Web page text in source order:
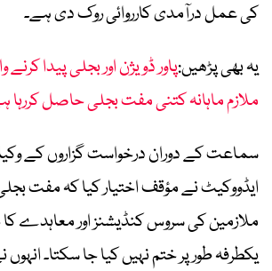
کی عمل درآمدی کارروائی روک دی ہے۔
یہ بھی پڑھیں:پاور ڈویژن اور بجلی پیدا کرنے
ملازم ماہانہ کتنی مفت بجلی حاصل کررہا
سماعت کے دوران درخواست گزاروں کے
ایڈووکیٹ نے مؤقف اختیار کیا کہ مفت
ملازمین کی سروس کنڈیشنز اور
یکطرفہ طور پر ختم نہیں کیا جا سکتا۔